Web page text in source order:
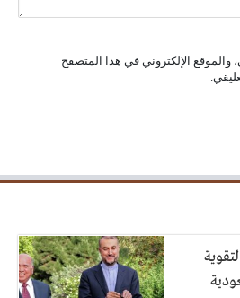
والموقع الإلكتروني في هذا المتصفح